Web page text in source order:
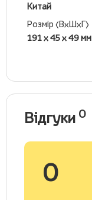
Китай
Розмір (ВхШхГ)
191 х 45 х 49 мм
Відгуки 0
0